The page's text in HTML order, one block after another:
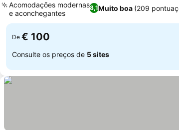
8,1Muito boa (209
Acomodações modernas
e aconchegantes
De € 100
Consulte os preços de 5 sites